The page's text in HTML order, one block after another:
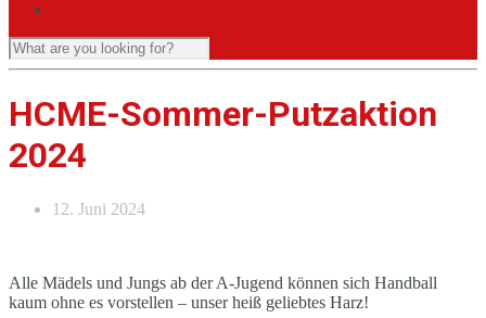
HCME-Sommer-Putzaktion
2024
12. Juni 2024
Alle Mädels und Jungs ab der A-Jugend können sich Handball
kaum ohne es vorstellen – unser heiß geliebtes Harz!